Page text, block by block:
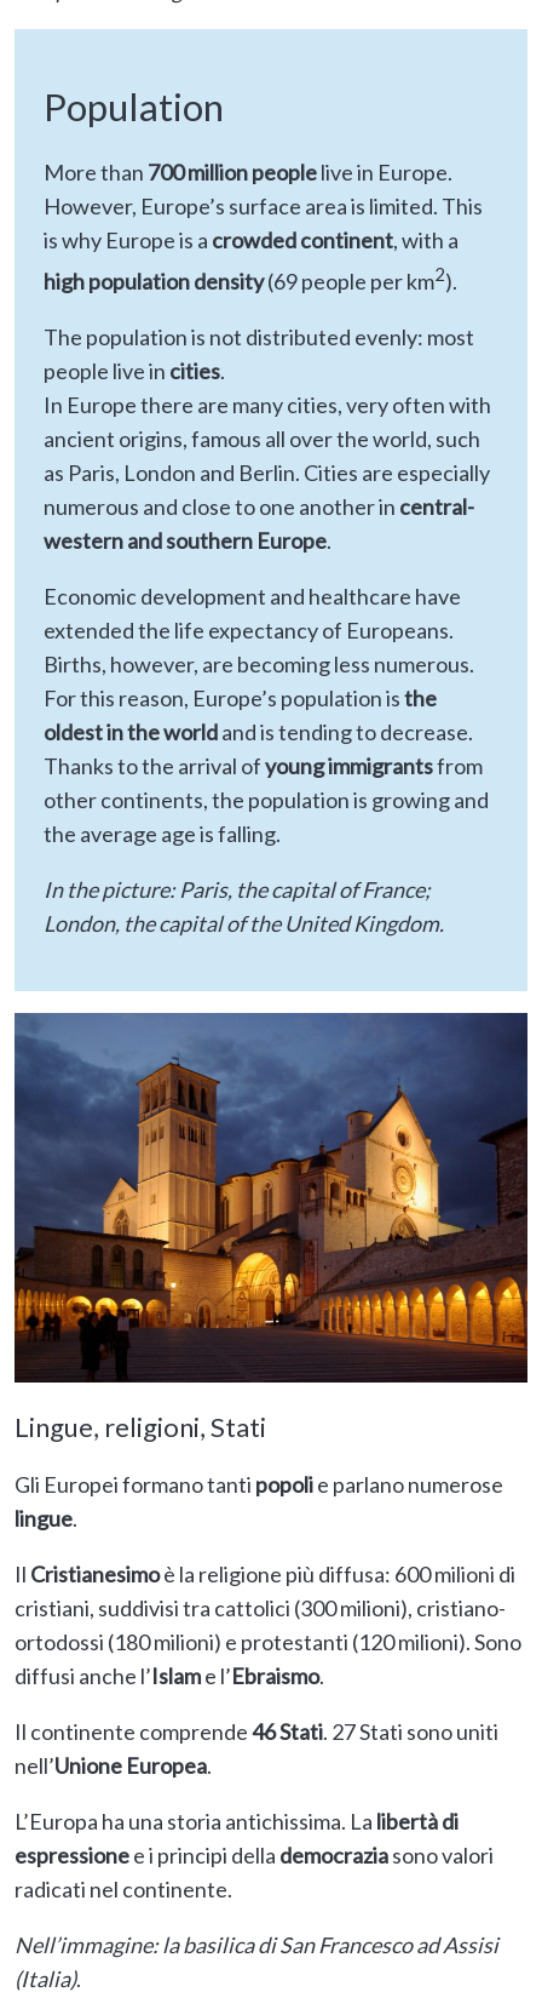
Population
More than 700 millionpeoplelive in Europe.
However, Europe’s surface area is limited. This
is why Europe is a crowded continent, with a
high population density(69 people per km2).
The population is not distributed evenly: most
people live in cities.
In Europe there are many cities, very often with
ancient origins, famous all over the world, such
as Paris, London and Berlin. Cities are especially
numerous and close to one another in central-
western and southern Europe.
Economic development and healthcare have
extended the life expectancy of Europeans.
Births, however, are becoming less numerous.
For this reason, Europe’s population isthe
oldest in the worldand is tending to decrease.
Thanks to the arrival ofyoung immigrantsfrom
other continents, the population is growing and
the average age is falling.
In the picture: Paris, the capital of France;
London, the capital of the United Kingdom.
Lingue, religioni, Stati
Gli Europei formano tanti popolie parlano numerose
lingue.
Il Cristianesimoè la religione più diffusa: 600 milioni di
cristiani, suddivisi tra cattolici (300 milioni), cristiano-
ortodossi (180 milioni) e protestanti (120 milioni). Sono
diffusi anche l’Islame l’Ebraismo.
Il continente comprende46 Stati. 27 Stati sono uniti
nell’Unione Europea.
L’Europa ha una storia antichissima. La libertà di
espressionee i principi della democraziasono valori
radicati nel continente.
Nell’immagine: la basilica di San Francesco ad Assisi
(Italia).